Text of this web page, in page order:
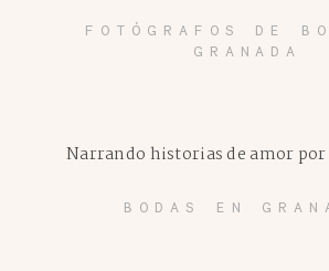
FOTÓGRAFOS DE
GRANADA
BODAS EN
Narrando historias de amor por